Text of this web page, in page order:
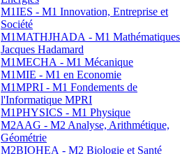
M1IES - M1 Innovation, Entreprise et
Société
M1MATHJHADA - M1 Mathématiques
Jacques Hadamard
M1MECHA - M1 Mécanique
M1MIE - M1 en Economie
M1MPRI - M1 Fondements de
l'Informatique MPRI
M1PHYSICS - M1 Physique
M2AAG - M2 Analyse, Arithmétique,
Géométrie
M2BIOHEA - M2 Biologie et Santé